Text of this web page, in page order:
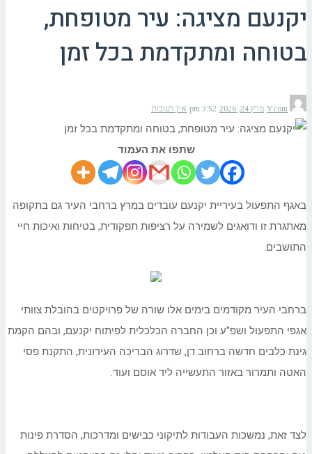
יקנעם מציגה: עיר מטופחת,
בטוחה ומתקדמת בכל זמן
Ycom מרץ 24, 2026 3:52 pm אין תגובות
שתפו את העמוד
באגף התפעול בעיריית יקנעם עובדים במרץ ברחבי העיר גם בתקופה
מאתגרת זו ודואגים לשמירה על רציפות תפקודית, בטיחות ואיכות חיי
התושבים.
ברחבי העיר מקודמים בימים אלו שורה של פרויקטים בהובלת צוותי
אגפי התפעול ושפ"ע וכן החברה הכלכלית לפיתוח יקנעם, ובהם הקמת
גינת כלבים חדשה ברחוב דן, שדרוג הבריכה העירונית, התקנת פסי
האטה ותמרור באזור התעשייה ליד אוסם ועוד.
לצד זאת, נמשכות העבודות לתיקוני כבישים ומדרכות, הסדרת פינות